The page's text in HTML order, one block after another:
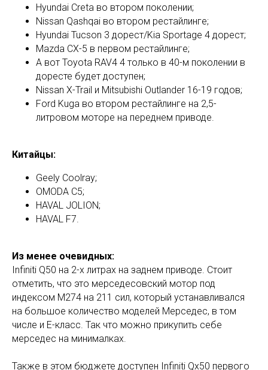
Hyundai Creta во втором поколении;
Nissan Qashqai во втором рестайлинге;
Hyundai Tucson 3 дорест/Kia Sportage 4 дорест;
Mazda CX-5 в первом рестайлинге;
А вот Toyota RAV4 4 только в 40-м поколении в
доресте будет доступен;
Nissan X-Trail и Mitsubishi Outlander 16-19 годов;
Ford Kuga во втором рестайлинге на 2,5-
литровом моторе на переднем приводе.
Китайцы:
Geely Coolray;
OMODA C5;
HAVAL JOLION;
HAVAL F7.
Из менее очевидных:
Infiniti Q50 на 2-х литрах на заднем приводе. Стоит
отметить, что это мерседесовский мотор под
индексом M274 на 211 сил, который устанавливался
на большое количество моделей Мерседес, в том
числе и Е-класс. Так что можно прикупить себе
мерседес на минималках.
Также в этом бюджете доступен Infiniti Qx50 первого